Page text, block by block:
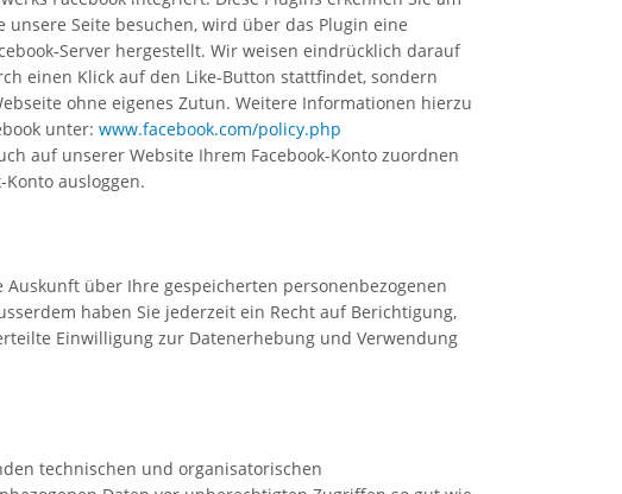
unsere Seite besuchen, wird über das Plugin eine
Server hergestellt. Wir weisen eindrücklich darauf
einen Klick auf den Like-Button stattfindet, sondern
ohne eigenes Zutun. Weitere Informationen hierzu
unter: www.facebook.com/policy.php
auf unserer Website Ihrem Facebook-Konto zuordnen
Konto ausloggen.
über Ihre gespeicherten personenbezogenen
haben Sie jederzeit ein Recht auf Berichtigung,
Einwilligung zur Datenerhebung und Verwendung
technischen und organisatorischen